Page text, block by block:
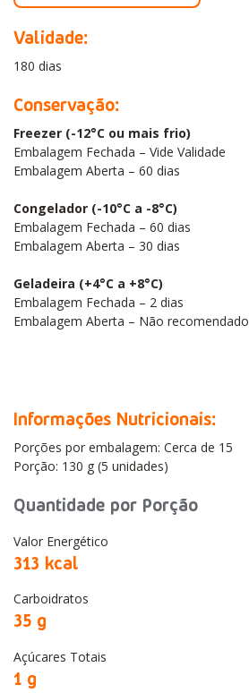
Validade:
180 dias
Conservação:
Freezer (-12°C ou mais frio)
Embalagem Fechada – Vide Validade
Embalagem Aberta – 60 dias
Congelador (-10°C a -8°C)
Embalagem Fechada – 60 dias
Embalagem Aberta – 30 dias
Geladeira (+4°C a +8°C)
Embalagem Fechada – 2 dias
Embalagem Aberta – Não recomendado
Informações Nutricionais:
Porções por embalagem: Cerca de 15
Porção: 130 g (5 unidades)
Quantidade por Porção
Valor Energético
313 kcal
Carboidratos
35 g
Açúcares Totais
1 g